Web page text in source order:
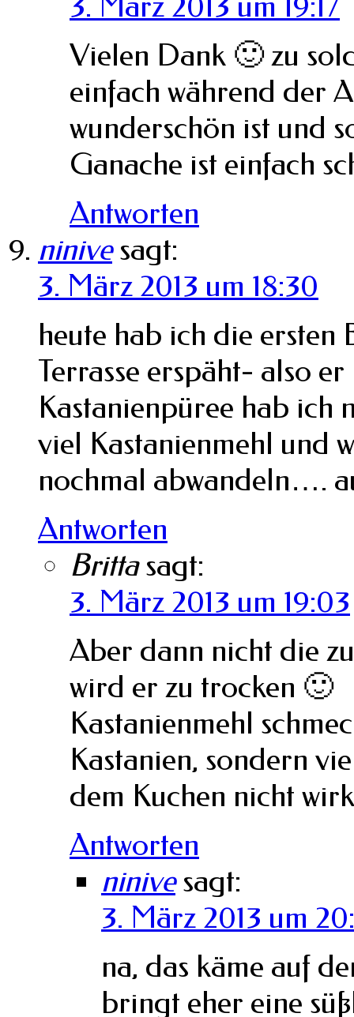
Vielen Dank 🙂 zu
einfach während der
wunderschön ist und
Ganache ist einfach
Antworten
ninive sagt:
3. März 2013 um 18:30
heute hab ich die ersten
Terrasse erspäht- also
Kastanienpüree hab ich
viel Kastanienmehl und
nochmal abwandeln….
Antworten
Britta sagt:
3. März 2013 um 19:03
Aber dann nicht die
wird er zu trocken 🙂
Kastanienmehl
Kastanien, sondern
dem Kuchen nicht
Antworten
ninive sagt:
3. März 2013 um
na, das käme auf
bringt eher eine